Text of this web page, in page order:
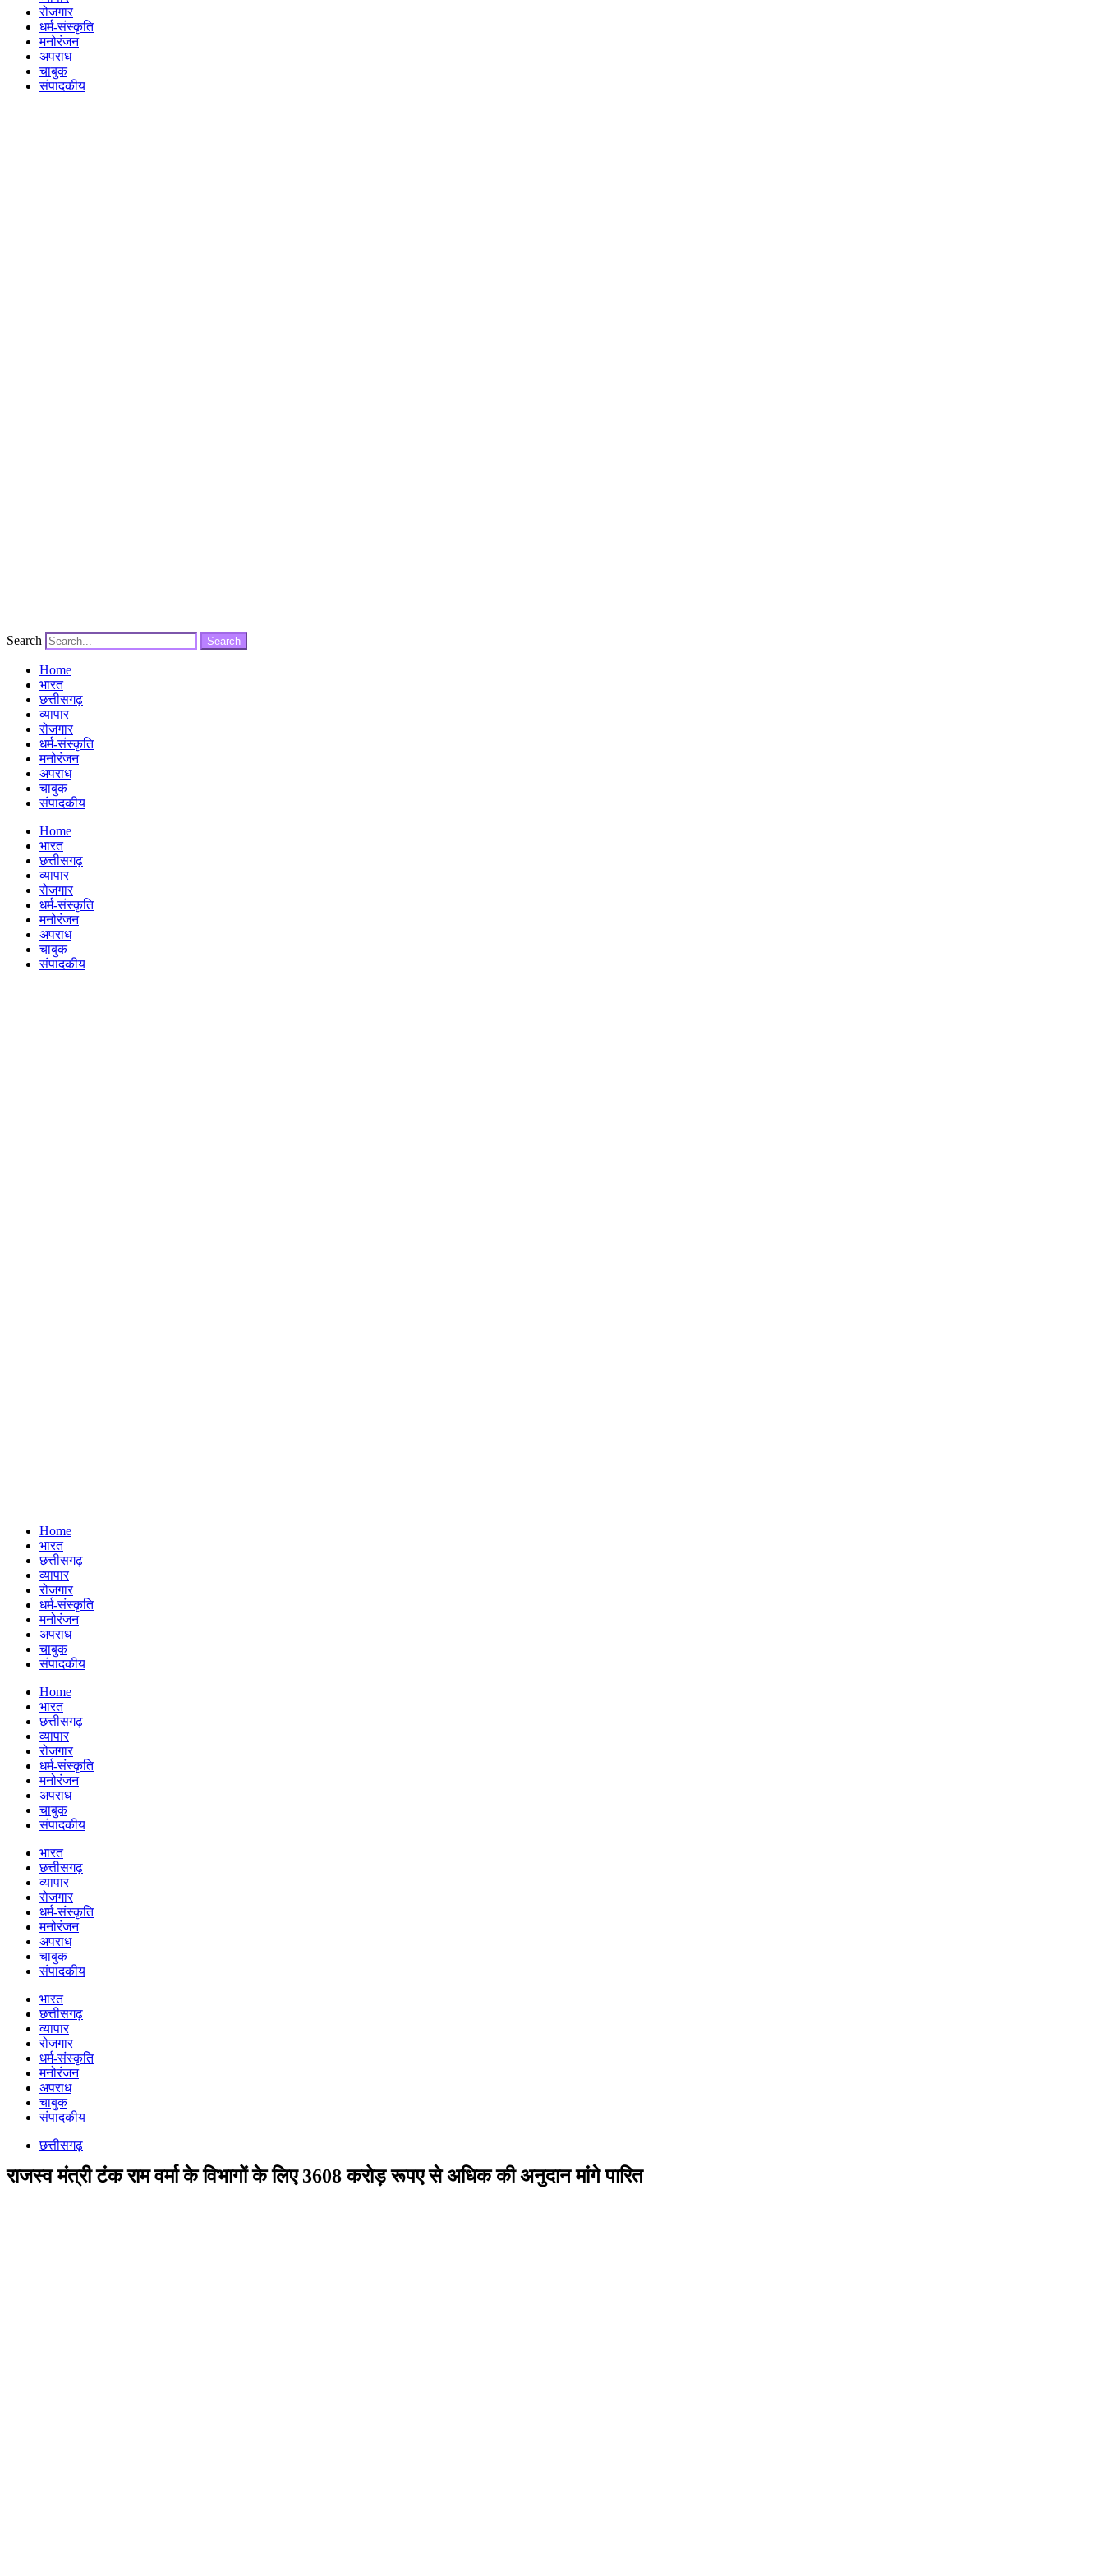
रोजगार
धर्म-संस्कृति
मनोरंजन
अपराध
चाबुक
संपादकीय
Search Search
Home
भारत
छत्तीसगढ़
व्यापार
रोजगार
धर्म-संस्कृति
मनोरंजन
अपराध
चाबुक
संपादकीय
Menu
Home
भारत
छत्तीसगढ़
व्यापार
रोजगार
धर्म-संस्कृति
मनोरंजन
अपराध
चाबुक
संपादकीय
Home
भारत
छत्तीसगढ़
व्यापार
रोजगार
धर्म-संस्कृति
मनोरंजन
अपराध
चाबुक
संपादकीय
Menu
Home
भारत
छत्तीसगढ़
व्यापार
रोजगार
धर्म-संस्कृति
मनोरंजन
अपराध
चाबुक
संपादकीय
भारत
छत्तीसगढ़
व्यापार
रोजगार
धर्म-संस्कृति
मनोरंजन
अपराध
चाबुक
संपादकीय
भारत
छत्तीसगढ़
व्यापार
रोजगार
धर्म-संस्कृति
मनोरंजन
अपराध
चाबुक
संपादकीय
छत्तीसगढ़
राजस्व मंत्री टंक राम वर्मा के विभागों के लिए 3608 करोड़ रूपए से अधिक की अनुदान मांगे पारित